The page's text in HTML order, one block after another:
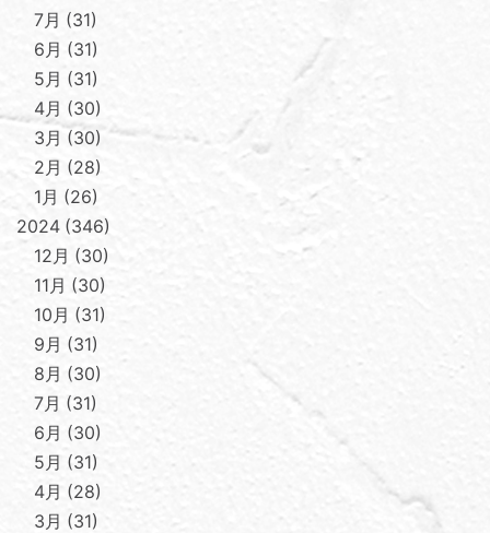
7月
31
6月
31
5月
31
4月
30
3月
30
2月
28
1月
26
2024 346
12月
30
11月
30
10月
31
9月
31
8月
30
7月
31
6月
30
5月
31
4月
28
3月
31